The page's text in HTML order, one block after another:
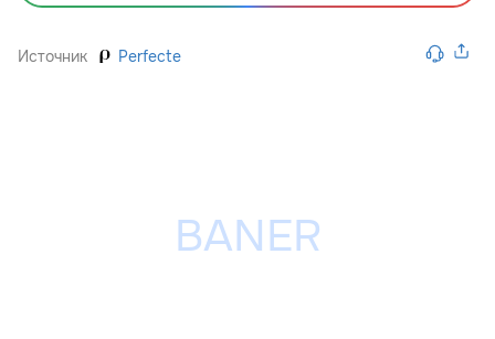
Источник Perfecte